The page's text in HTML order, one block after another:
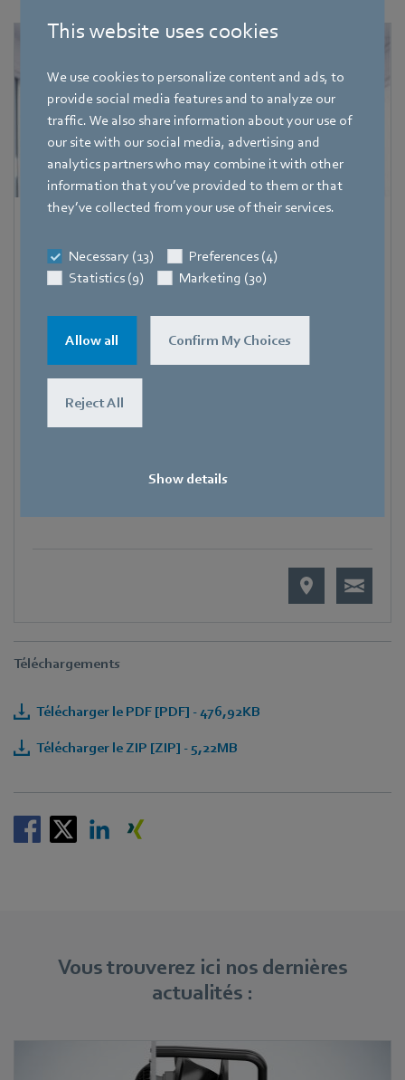
This website uses cookies
We use cookies to personalize content and ads, to
provide social media features and to analyze our
traffic. We also share information about your use of
our site with our social media, advertising and
analytics partners who may combine it with other
information that you’ve provided to them or that
they’ve collected from your use of their services.
Necessary (13)
Preferences (4)
Statistics (9)
Marketing (30)
Allow all Confirm My Choices
Reject All
Show details
Referent Fachpresse
Amtstraße 85,74673 Mulfingen - Hollenbach,
Deutschland
+49 7938 81-7006
Fax
Courrier électronique
Téléchargements
Télécharger le PDF [PDF] - 476,92KB
Télécharger le ZIP [ZIP] - 5,22MB
Vous trouverez ici nos dernières
actualités :